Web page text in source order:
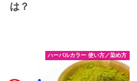
は？
ハーバルカラー 使い方／染め方